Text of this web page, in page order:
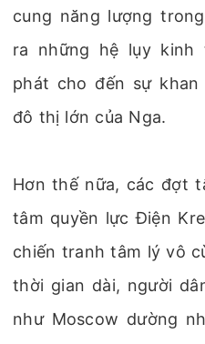
cung năng lượng
ra những hệ lụy kinh
phát cho đến sự
đô thị lớn của Nga.
Hơn thế nữa, các đợt
tâm quyền lực Điện
chiến tranh tâm lý vô
thời gian dài, người
như Moscow dường